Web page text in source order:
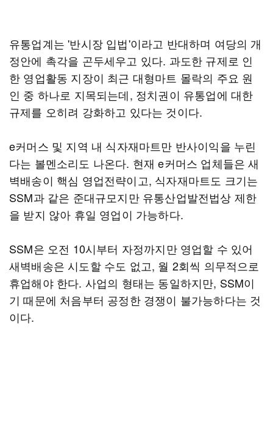
유통업계는 '반시장 입법'이라고 반대하며 여당의 개
정안에 촉각을 곤두세우고 있다. 과도한 규제로 인
한 영업활동 지장이 최근 대형마트 몰락의 주요 원
인 중 하나로 지목되는데, 정치권이 유통업에 대한
규제를 오히려 강화하고 있다는 것이다.
e커머스 및 지역 내 식자재마트만 반사이익을 누린
다는 볼멘소리도 나온다. 현재 e커머스 업체들은 새
벽배송이 핵심 영업전략이고, 식자재마트도 크기는
SSM과 같은 준대규모지만 유통산업발전법상 제한
을 받지 않아 휴일 영업이 가능하다.
SSM은 오전 10시부터 자정까지만 영업할 수 있어
새벽배송은 시도할 수도 없고, 월 2회씩 의무적으로
휴업해야 한다. 사업의 형태는 동일하지만, SSM이
기 때문에 처음부터 공정한 경쟁이 불가능하다는 것
이다.